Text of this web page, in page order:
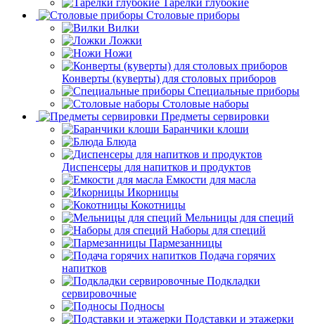
Столовые приборы
Вилки
Ложки
Ножи
Конверты (куверты) для столовых приборов
Специальные приборы
Столовые наборы
Предметы сервировки
Баранчики клоши
Блюда
Диспенсеры для напитков и продуктов
Емкости для масла
Икорницы
Кокотницы
Мельницы для специй
Наборы для специй
Пармезанницы
Подача горячих
напитков
Подкладки
сервировочные
Подносы
Подставки и этажерки